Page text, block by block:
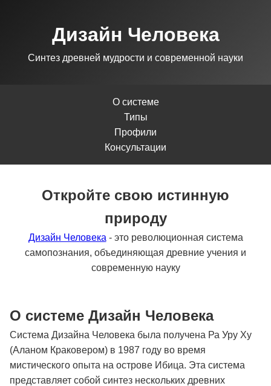
Дизайн Человека
Синтез древней мудрости и современной науки
О системе
Типы
Профили
Консультации
Откройте свою истинную
природу
Дизайн Человека - это революционная система
самопознания, объединяющая древние учения и
современную науку
О системе Дизайн Человека
Система Дизайна Человека была получена Ра Уру Ху
(Аланом Краковером) в 1987 году во время
мистического опыта на острове Ибица. Эта система
представляет собой синтез нескольких древних